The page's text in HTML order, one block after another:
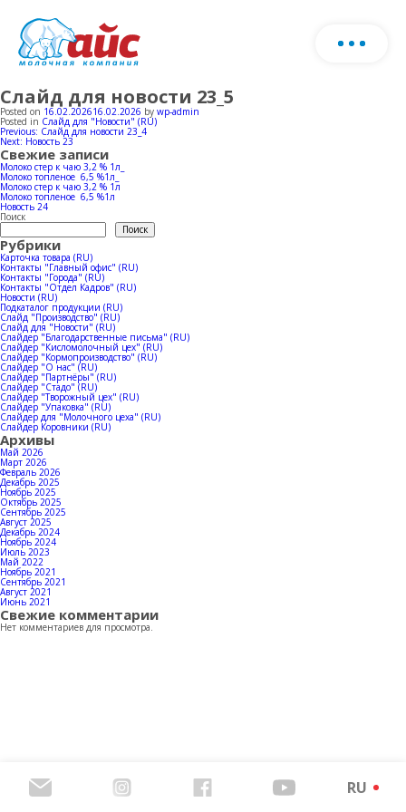
Скачать каталог продукции
О нас
Продукция
Молочная продукция
Мороженое
Horeca
Ферма
Стадо
Коровники
Производство
Производство молока
Производство мороженое
Новости
География продаж
Контакты
Слайд для новости 23_5
Posted on 16.02.202616.02.2026 by wp-admin
Posted in Слайд для "Новости" (RU)
Навигация
по
записям
Previous: Слайд для новости 23_4
Next: Новость 23
Свежие записи
Молоко стер к чаю 3,2 % 1л_
Молоко топленое 6,5 %1л_
Молоко стер к чаю 3,2 % 1л
Молоко топленое 6,5 %1л
Новость 24
Поиск
Поиск
Рубрики
Карточка товара (RU)
Контакты "Главный офис" (RU)
Контакты "Города" (RU)
Контакты "Отдел Кадров" (RU)
Новости (RU)
Подкаталог продукции (RU)
Слайд "Производство" (RU)
Слайд для "Новости" (RU)
Слайдер "Благодарственные письма" (RU)
Слайдер "Кисломолочный цех" (RU)
Слайдер "Кормопроизводство" (RU)
Слайдер "О нас" (RU)
Слайдер "Партнёры" (RU)
Слайдер "Стадо" (RU)
Слайдер "Творожный цех" (RU)
Слайдер "Упаковка" (RU)
Слайдер для "Молочного цеха" (RU)
Слайдер Коровники (RU)
Архивы
Май 2026
Март 2026
Февраль 2026
Декабрь 2025
Ноябрь 2025
Октябрь 2025
Сентябрь 2025
Август 2025
Декабрь 2024
Ноябрь 2024
Июль 2023
Май 2022
Ноябрь 2021
Сентябрь 2021
Август 2021
Июнь 2021
Свежие комментарии
Нет комментариев для просмотра.
RU